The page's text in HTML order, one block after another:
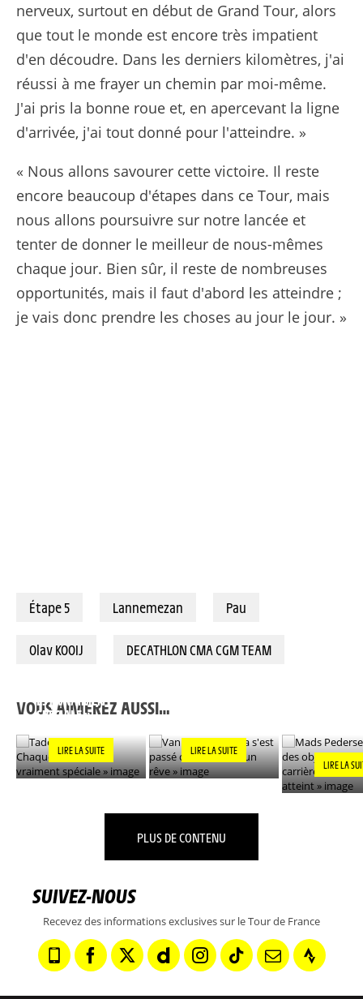
nerveux, surtout en début de Grand Tour, alors
que tout le monde est encore très impatient
d'en découdre. Dans les derniers kilomètres, j'ai
réussi à me frayer un chemin par moi-même.
J'ai pris la bonne roue et, en apercevant la ligne
d'arrivée, j'ai tout donné pour l'atteindre. »
« Nous allons savourer cette victoire. Il reste
encore beaucoup d'étapes dans ce Tour, mais
nous allons poursuivre sur notre lancée et
tenter de donner le meilleur de nous-mêmes
chaque jour. Bien sûr, il reste de nombreuses
opportunités, mais il faut d'abord les atteindre ;
je vais donc prendre les choses au jour le jour. »
Étape 5 Lannemezan Pau
Olav KOOIJ DECATHLON CMA CGM TEAM
VOUS AIMEREZ AUSSI…
EST VRAIMENT
SPÉCIALE »
LIRE LA SUITE LIRE LA SUITE
LIRE LA
PLUS DE CONTENU
SUIVEZ-NOUS
Recevez des informations exclusives sur le Tour de France